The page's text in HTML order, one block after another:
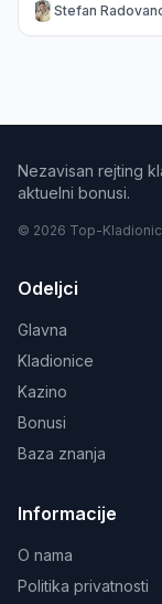
Stefan
Nezavisan rejting
aktuelni bonusi.
© 2026 Top-
Odeljci
Glavna
Kladionice
Kazino
Bonusi
Baza znanja
Informacije
O nama
Politika privatnosti